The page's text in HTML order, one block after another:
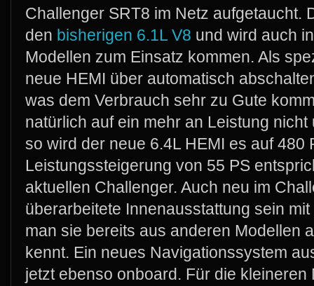
Challenger SRT8 im Netz aufgetaucht.
den bisherigen 6.1L V8 und wird auch
Modellen zum Einsatz kommen. Als
neue HEMI über automatisch
was dem Verbrauch sehr zu Gute
natürlich auf ein mehr an Leistung
so wird der neue 6.4L HEMI es auf 480
Leistungssteigerung von 55 PS
aktuellen Challenger. Auch neu im
überarbeitete Innenausstattung sein
man sie bereits aus anderen Modellen
kennt. Ein neues Navigationssystem
jetzt ebenso onboard. Für die